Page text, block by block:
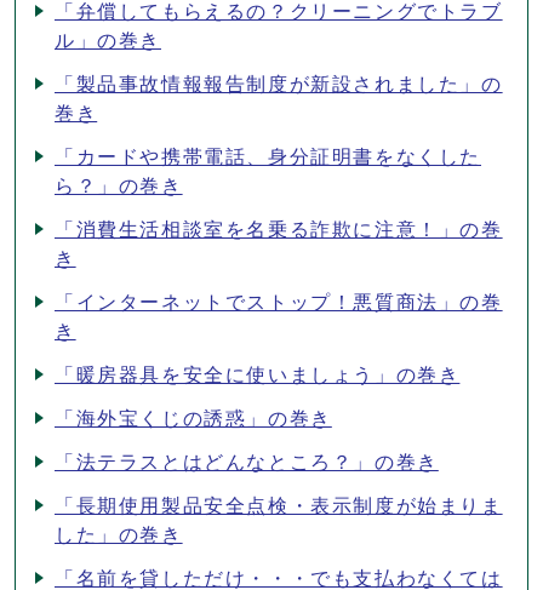
「弁償してもらえるの？クリーニングでトラブ
ル」の巻き
「製品事故情報報告制度が新設されました」の
巻き
「カードや携帯電話、身分証明書をなくした
ら？」の巻き
「消費生活相談室を名乗る詐欺に注意！」の巻
き
「インターネットでストップ！悪質商法」の巻
き
「暖房器具を安全に使いましょう」の巻き
「海外宝くじの誘惑」の巻き
「法テラスとはどんなところ？」の巻き
「長期使用製品安全点検・表示制度が始まりま
した」の巻き
「名前を貸しただけ・・・でも支払わなくては